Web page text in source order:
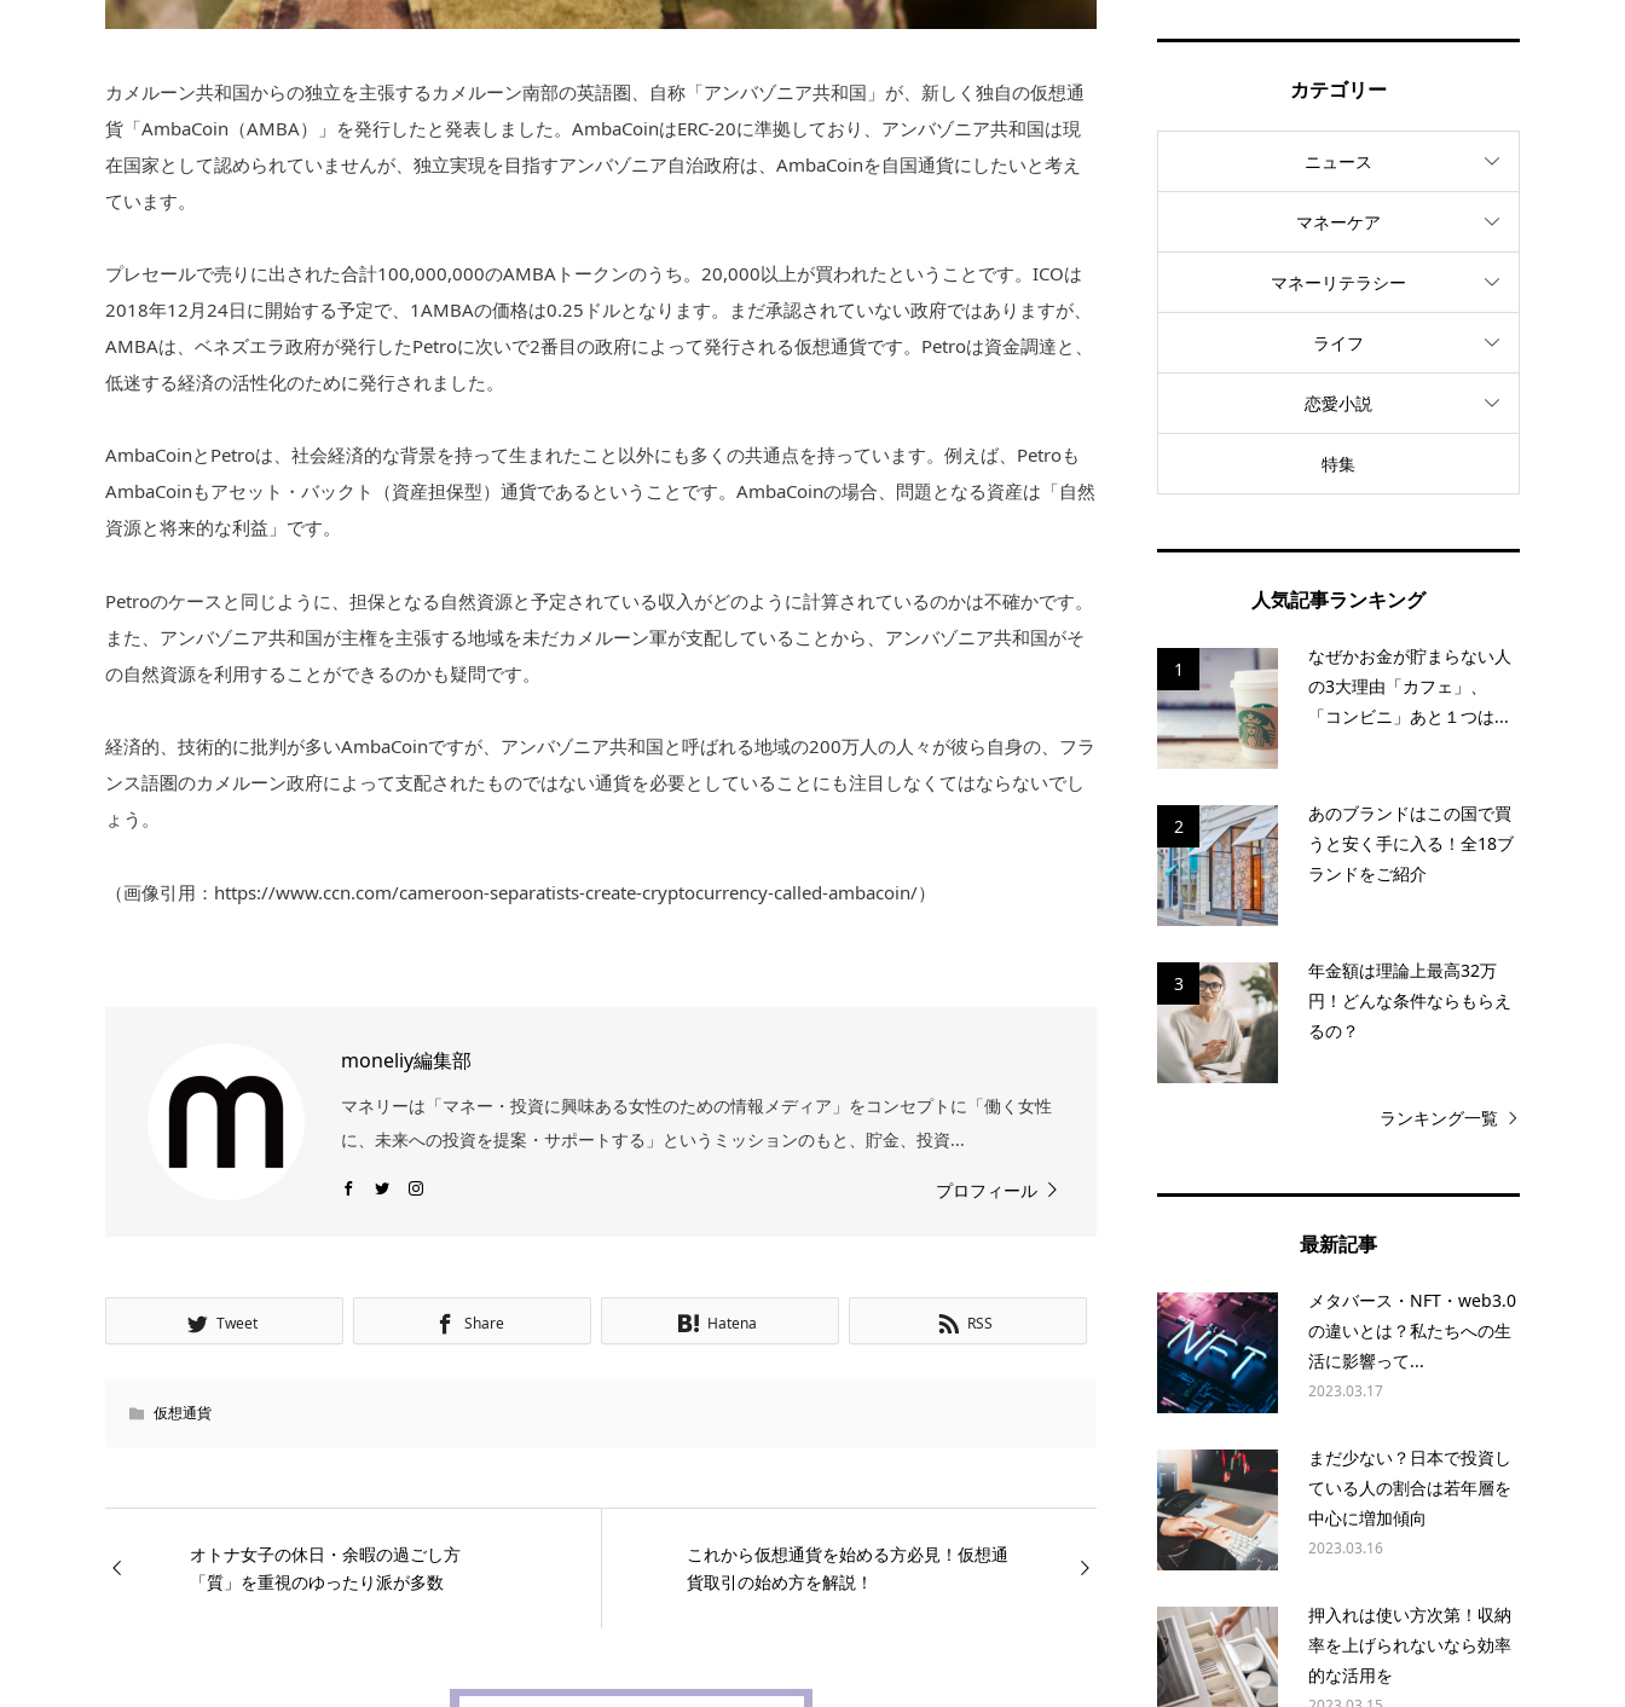
カメルーン共和国からの独立を主張するカメルーン南部の英語圏、自称「アンバゾニア共和国」が、新しく独自の仮想通
貨「AmbaCoin（AMBA）」を発行したと発表しました。AmbaCoinはERC-20に準拠しており、アンバゾニア共和国は現
在国家として認められていませんが、独立実現を目指すアンバゾニア自治政府は、AmbaCoinを自国通貨にしたいと考え
ています。
プレセールで売りに出された合計100,000,000のAMBAトークンのうち。20,000以上が買われたということです。ICOは
2018年12月24日に開始する予定で、1AMBAの価格は0.25ドルとなります。まだ承認されていない政府ではありますが、
AMBAは、ベネズエラ政府が発行したPetroに次いで2番目の政府によって発行される仮想通貨です。Petroは資金調達と、
低迷する経済の活性化のために発行されました。
AmbaCoinとPetroは、社会経済的な背景を持って生まれたこと以外にも多くの共通点を持っています。例えば、Petroも
AmbaCoinもアセット・バックト（資産担保型）通貨であるということです。AmbaCoinの場合、問題となる資産は「自然
資源と将来的な利益」です。
Petroのケースと同じように、担保となる自然資源と予定されている収入がどのように計算されているのかは不確かです。
また、アンバゾニア共和国が主権を主張する地域を未だカメルーン軍が支配していることから、アンバゾニア共和国がそ
の自然資源を利用することができるのかも疑問です。
経済的、技術的に批判が多いAmbaCoinですが、アンバゾニア共和国と呼ばれる地域の200万人の人々が彼ら自身の、フラ
ンス語圏のカメルーン政府によって支配されたものではない通貨を必要としていることにも注目しなくてはならないでし
ょう。
（画像引用：https://www.ccn.com/cameroon-separatists-create-cryptocurrency-called-ambacoin/）
moneliy編集部
マネリーは「マネー・投資に興味ある女性のための情報メディア」をコンセプトに「働く女性
に、未来への投資を提案・サポートする」というミッションのもと、貯金、投資...
プロフィール
Tweet Share Hatena RSS
仮想通貨
オトナ女子の休日・余暇の過ごし方
「質」を重視のゆったり派が多数
これから仮想通貨を始める方必見！仮想通
貨取引の始め方を解説！
カテゴリー
ニュース
マネーケア
マネーリテラシー
ライフ
恋愛小説
特集
人気記事ランキング
1
なぜかお金が貯まらない人
の3大理由「カフェ」、
「コンビニ」あと１つは...
2
あのブランドはこの国で買
うと安く手に入る！全18ブ
ランドをご紹介
3
年金額は理論上最高32万
円！どんな条件ならもらえ
るの？
ランキング一覧
最新記事
メタバース・NFT・web3.0
の違いとは？私たちへの生
活に影響って...
2023.03.17
まだ少ない？日本で投資し
ている人の割合は若年層を
中心に増加傾向
2023.03.16
押入れは使い方次第！収納
率を上げられないなら効率
的な活用を